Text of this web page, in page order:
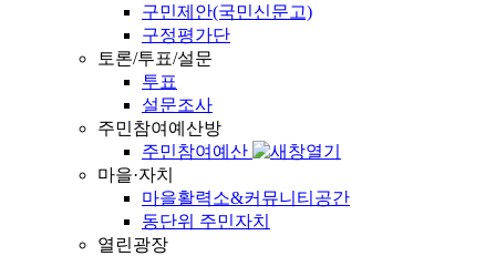
구민제안(국민신문고)
구정평가단
토론/투표/설문
투표
설문조사
주민참여예산방
주민참여예산
마을·자치
마을활력소&커뮤니티공간
동단위 주민자치
열린광장